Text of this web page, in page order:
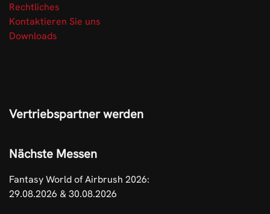
Rechtliches
Kontaktieren Sie uns
Downloads
Vertriebspartner werden
Nächste Messen
Fantasy World of Airbrush 2026:
29.08.2026 & 30.08.2026